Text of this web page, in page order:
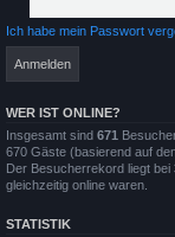
Ich habe mein Passwort
WER IST ONLINE?
Insgesamt sind 671
670 Gäste (basierend auf
Der Besucherrekord liegt bei
gleichzeitig online waren.
STATISTIK